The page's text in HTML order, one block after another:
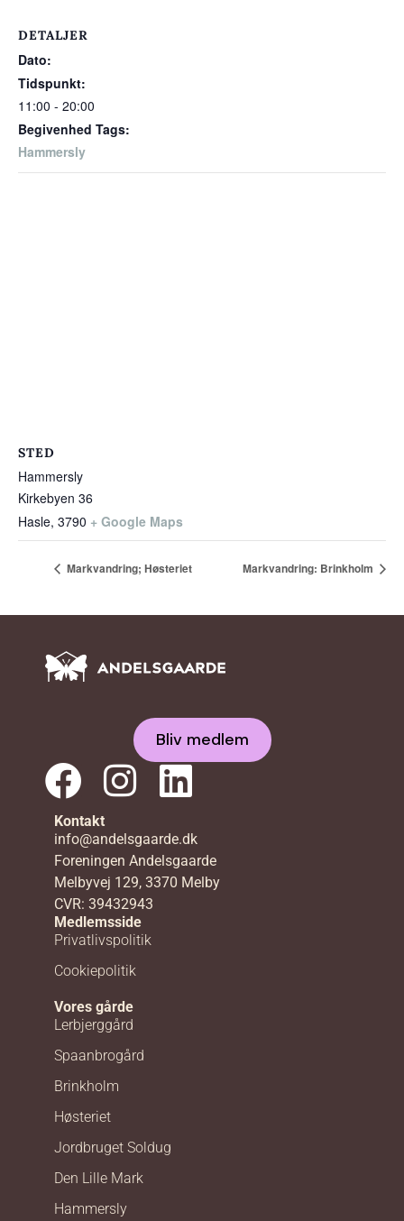
DETALJER
Dato:
Tidspunkt:
11:00 - 20:00
Begivenhed Tags:
Hammersly
STED
Hammersly
Kirkebyen 36
Hasle, 3790 + Google Maps
Markvandring; Høsteriet Markvandring: Brinkholm
Bliv medlem
Kontakt
info@andelsgaarde.dk
Foreningen Andelsgaarde
Melbyvej 129, 3370 Melby
CVR: 39432943
Medlemsside
Privatlivspolitik
Cookiepolitik
Vores gårde
Lerbjerggård
Spaanbrogård
Brinkholm
Høsteriet
Jordbruget Soldug
Den Lille Mark
Hammersly